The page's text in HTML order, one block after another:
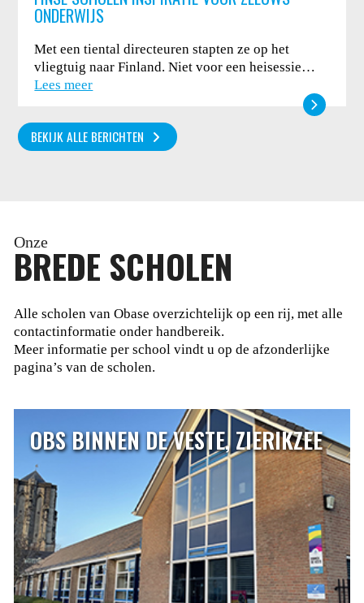
ONDERWIJS
Met een tiental directeuren stapten ze op het
vliegtuig naar Finland. Niet voor een heisessie…
Lees meer
BEKIJK ALLE BERICHTEN
Onze
BREDE SCHOLEN
Alle scholen van Obase overzichtelijk op een rij, met alle
contactinformatie onder handbereik.
Meer informatie per school vindt u op de afzonderlijke
pagina’s van de scholen.
OBS BINNEN DE VESTE, ZIERIKZEE
OBS BINNEN DE VESTE, ZIERIKZEE
Dalton basisschool Binnen de Veste ligt in de binnenstad
van Zierikzee. Binnen de Veste is een daltonschool. Het
daltononderwijs is gebaseerd op de volgende
grondbeginselen: zelfstandigheid, verantwoordelijkheid,
reflectie, effectiviteit en samenwerking.
LEES MEER